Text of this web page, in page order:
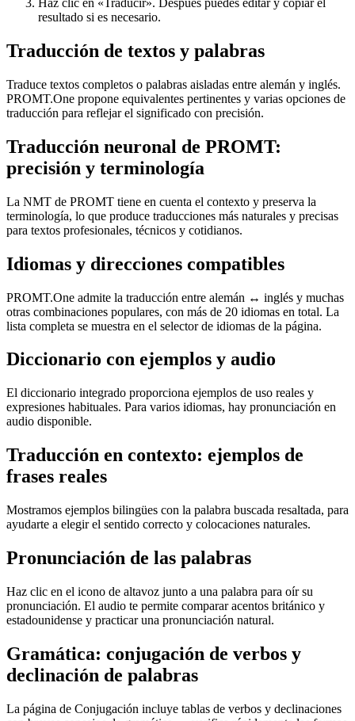
Haz clic en «Traducir». Después puedes editar y copiar el
resultado si es necesario.
Traducción de textos y palabras
Traduce textos completos o palabras aisladas entre alemán y inglés.
PROMT.One propone equivalentes pertinentes y varias opciones de
traducción para reflejar el significado con precisión.
Traducción neuronal de PROMT:
precisión y terminología
La NMT de PROMT tiene en cuenta el contexto y preserva la
terminología, lo que produce traducciones más naturales y precisas
para textos profesionales, técnicos y cotidianos.
Idiomas y direcciones compatibles
PROMT.One admite la traducción entre alemán ↔ inglés y muchas
otras combinaciones populares, con más de 20 idiomas en total. La
lista completa se muestra en el selector de idiomas de la página.
Diccionario con ejemplos y audio
El diccionario integrado proporciona ejemplos de uso reales y
expresiones habituales. Para varios idiomas, hay pronunciación en
audio disponible.
Traducción en contexto: ejemplos de
frases reales
Mostramos ejemplos bilingües con la palabra buscada resaltada, para
ayudarte a elegir el sentido correcto y colocaciones naturales.
Pronunciación de las palabras
Haz clic en el icono de altavoz junto a una palabra para oír su
pronunciación. El audio te permite comparar acentos británico y
estadounidense y practicar una pronunciación natural.
Gramática: conjugación de verbos y
declinación de palabras
La página de Conjugación incluye tablas de verbos y declinaciones